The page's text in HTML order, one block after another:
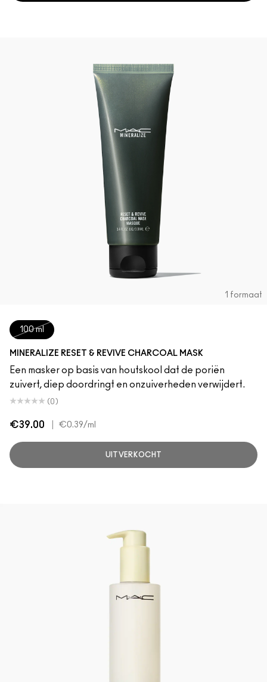
1 formaat
100 ml
MINERALIZE RESET & REVIVE CHARCOAL MASK
Een masker op basis van houtskool dat de poriën
zuivert, diep doordringt en onzuiverheden verwijdert.
(0)
€39.00 €0.39/ml
UITVERKOCHT